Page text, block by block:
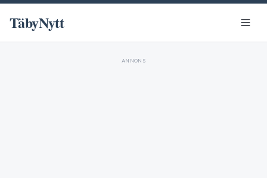
TäbyNytt
ANNONS